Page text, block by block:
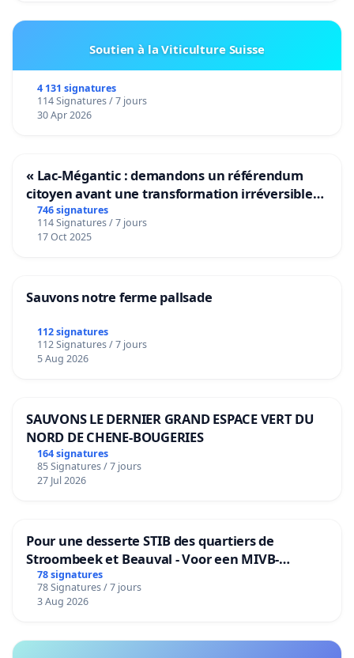
Soutien à la Viticulture Suisse
4 131 signatures
114 Signatures / 7 jours
30 Apr 2026
« Lac-Mégantic : demandons un référendum
citoyen avant une transformation irréversible
de notre territoire »
746 signatures
114 Signatures / 7 jours
17 Oct 2025
Sauvons notre ferme pallsade
112 signatures
112 Signatures / 7 jours
5 Aug 2026
SAUVONS LE DERNIER GRAND ESPACE VERT DU
NORD DE CHENE-BOUGERIES
164 signatures
85 Signatures / 7 jours
27 Jul 2026
Pour une desserte STIB des quartiers de
Stroombeek et Beauval - Voor een MIVB-
bediening van de wijken Strombeek en Het
Voor
78 signatures
78 Signatures / 7 jours
3 Aug 2026